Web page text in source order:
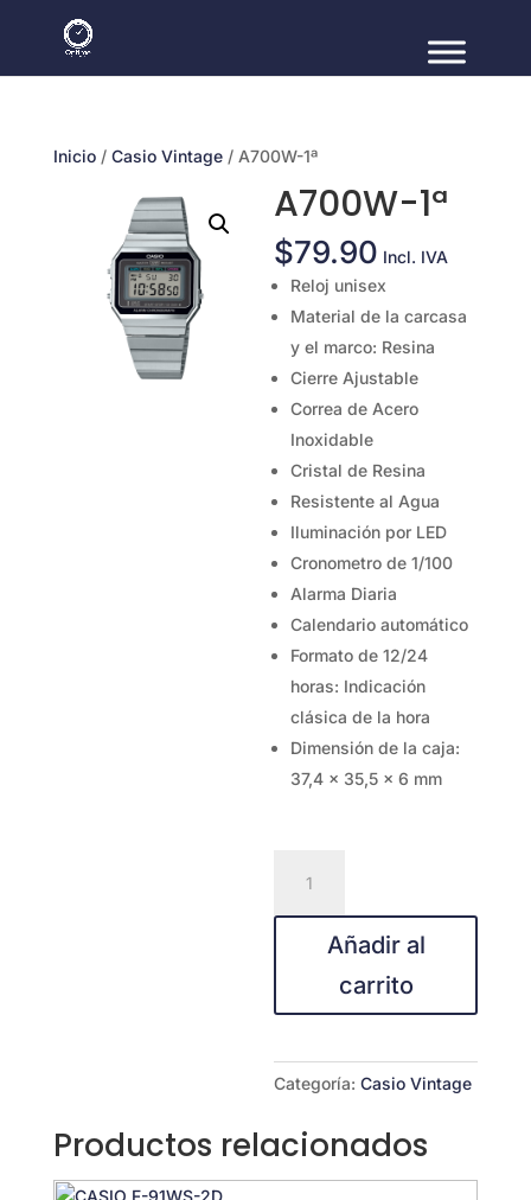
Inicio/ Casio Vintage/ A700W-1ª
A700W-1ª
$79.90 Incl. IVA
Reloj unisex
Material de la carcasa
y el marco: Resina
Cierre Ajustable
Correa de Acero
Inoxidable
Cristal de Resina
Resistente al Agua
Iluminación por LED
Cronometro de 1/100
Alarma Diaria
Calendario automático
Formato de 12/24
horas: Indicación
clásica de la hora
Dimensión de la caja:
37,4 x 35,5 x 6 mm
cantidad
Añadir al
carrito
Categoría:Casio Vintage
Productos relacionados